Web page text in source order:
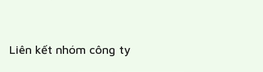
Liên kết nhóm công ty